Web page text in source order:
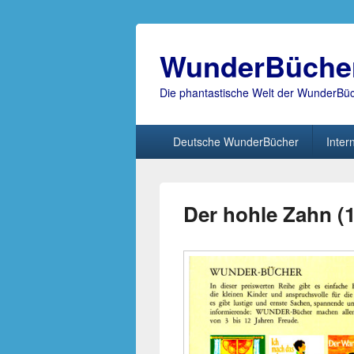
Die phantastische Welt der
Deutsche WunderBücher
Der hohle Zahn